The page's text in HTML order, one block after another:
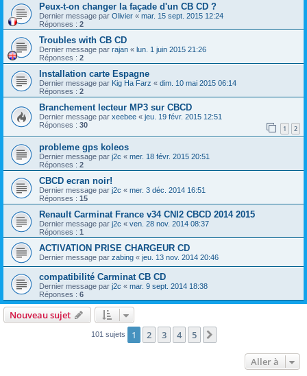
Peux-t-on changer la façade d'un CB CD ?
Dernier message par Olivier « mar. 15 sept. 2015 12:24
Réponses : 2
Troubles with CB CD
Dernier message par rajan « lun. 1 juin 2015 21:26
Réponses : 2
Installation carte Espagne
Dernier message par Kig Ha Farz « dim. 10 mai 2015 06:14
Réponses : 2
Branchement lecteur MP3 sur CBCD
Dernier message par xeebee « jeu. 19 févr. 2015 12:51
Réponses : 30 1 2
probleme gps koleos
Dernier message par j2c « mer. 18 févr. 2015 20:51
Réponses : 2
CBCD ecran noir!
Dernier message par j2c « mer. 3 déc. 2014 16:51
Réponses : 15
Renault Carminat France v34 CNI2 CBCD 2014 2015
Dernier message par j2c « ven. 28 nov. 2014 08:37
Réponses : 1
ACTIVATION PRISE CHARGEUR CD
Dernier message par zabing « jeu. 13 nov. 2014 20:46
compatibilité Carminat CB CD
Dernier message par j2c « mar. 9 sept. 2014 18:38
Réponses : 6
Nouveau sujet
101 sujets 1 2 3 4 5
Aller à